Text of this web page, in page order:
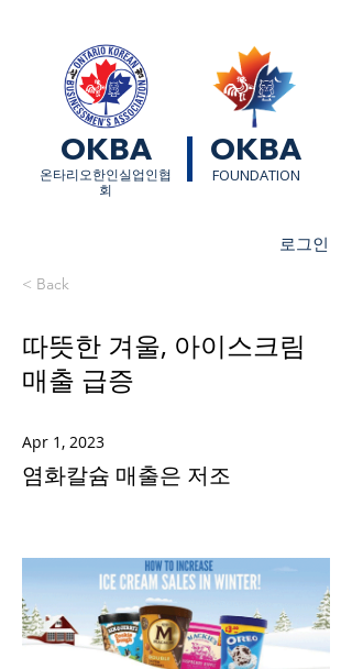
OKBA OKBA
​온타리오한인실업인협
회
FOUNDATION
로그인
< Back
따뜻한 겨울, 아이스크림
매출 급증
Apr 1, 2023
염화칼슘 매출은 저조